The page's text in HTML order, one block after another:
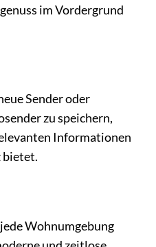
im Vordergrund
Sender oder
zu speichern,
Informationen
bietet.
Wohnumgebung